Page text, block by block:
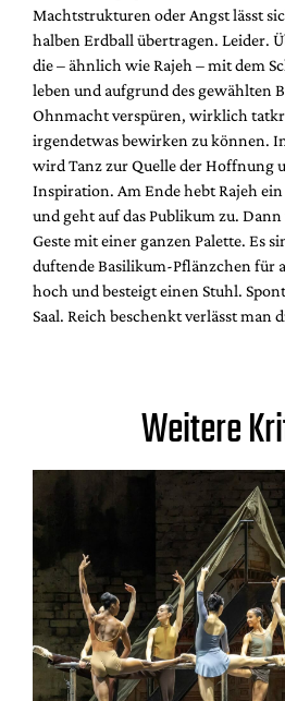
Machtstrukturen oder Angst lässt
halben Erdball übertragen. Leider.
die – ähnlich wie Rajeh – mit dem
leben und aufgrund des gewählten
Ohnmacht verspüren, wirklich
irgendetwas bewirken zu können.
wird Tanz zur Quelle der Hoffnung
Inspiration. Am Ende hebt Rajeh
und geht auf das Publikum zu.
Geste mit einer ganzen Palette. Es
duftende Basilikum-Pflänzchen für
hoch und besteigt einen Stuhl.
Saal. Reich beschenkt verlässt man
Weitere